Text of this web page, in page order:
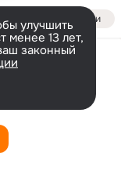
Войти
улучшить
менее 13 лет,
законный